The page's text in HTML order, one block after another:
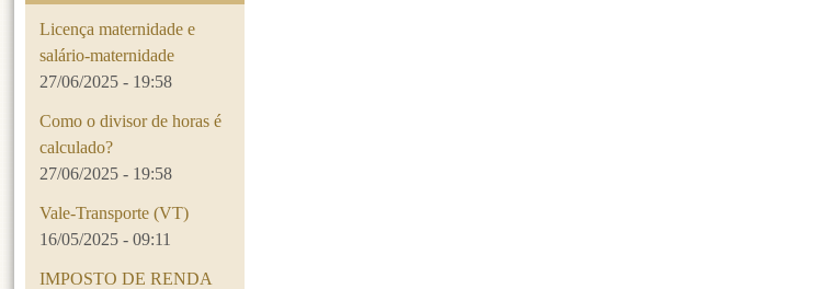
Licença maternidade e
salário-maternidade
27/06/2025 - 19:58
Como o divisor de horas é
calculado?
27/06/2025 - 19:58
Vale-Transporte (VT)
16/05/2025 - 09:11
IMPOSTO DE RENDA